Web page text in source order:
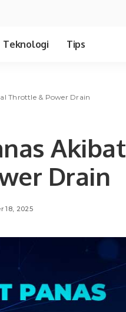
Teknologi Tips
Throttle & Power Drain
Akibat
Drain
18, 2025